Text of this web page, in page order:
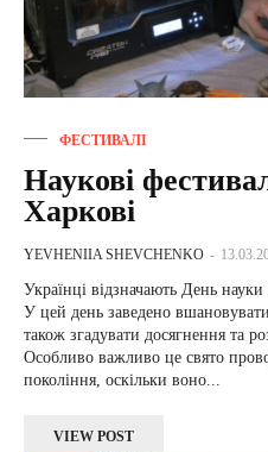
ФЕСТИВАЛІ
Наукові
Харкові
YEVHENIIA SHEVCHENKO -
Українці відзначають День
У цей день заведено вшановувати
також згадувати досягнення та
Особливо важливо це свято
покоління, оскільки воно...
VIEW POST